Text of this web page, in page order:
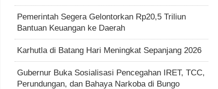
Pemerintah Segera Gelontorkan Rp20,5 Triliun
Bantuan Keuangan ke Daerah
Karhutla di Batang Hari Meningkat Sepanjang 2026
Gubernur Buka Sosialisasi Pencegahan IRET, TCC,
Perundungan, dan Bahaya Narkoba di Bungo